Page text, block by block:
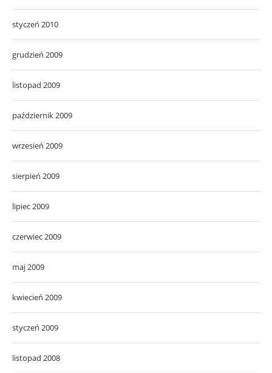
styczeń 2010
grudzień 2009
listopad 2009
październik 2009
wrzesień 2009
sierpień 2009
lipiec 2009
czerwiec 2009
maj 2009
kwiecień 2009
styczeń 2009
listopad 2008